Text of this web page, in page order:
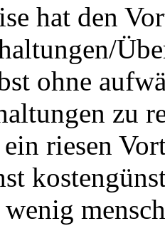
hat den
ohne
zu
riesen